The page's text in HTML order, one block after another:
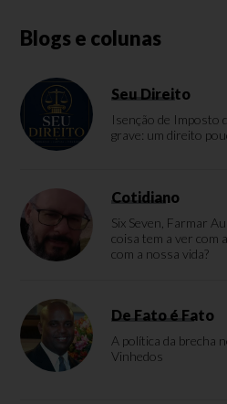
Blogs e colunas
Seu Direito
Isenção de Imposto
grave: um direito
Cotidiano
Six Seven, Farmar
coisa tem a ver com
com a nossa vida?
De Fato é Fato
A política da brecha
Vinhedos